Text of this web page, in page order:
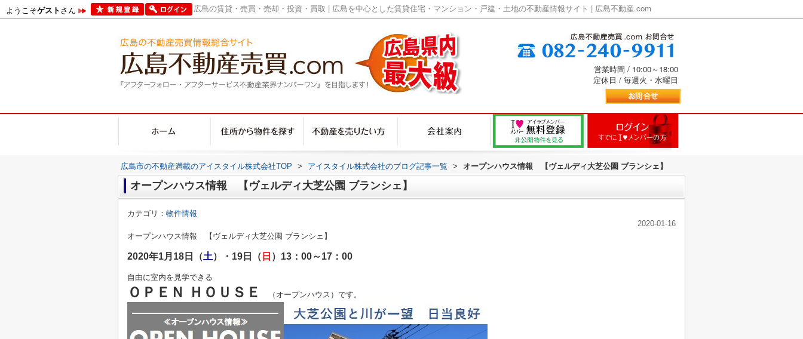
ようこそゲストさん 広島の賃貸・売買・売却・投資・買取 | 広島を中心とした賃貸住宅・マンション・戸建・土地の不動産情報サイト | 広島不動産.com
営業時間 / 10:00～18:00
定休日 / 毎週火・水曜日
広島市の不動産満載のアイスタイル株式会社TOP > アイスタイル株式会社のブログ記事一覧 > オープンハウス情報 【ヴェルディ大芝公園 ブランシェ】
オープンハウス情報 【ヴェルディ大芝公園 ブランシェ】
カテゴリ： 物件情報
2020-01-16
オープンハウス情報 【ヴェルディ大芝公園 ブランシェ】
2020年1月18日（土）・19日（ 日 ）13：00～17：00
自由に室内を見学できる
ＯＰＥＮ ＨＯＵＳＥ （オープンハウス）です。